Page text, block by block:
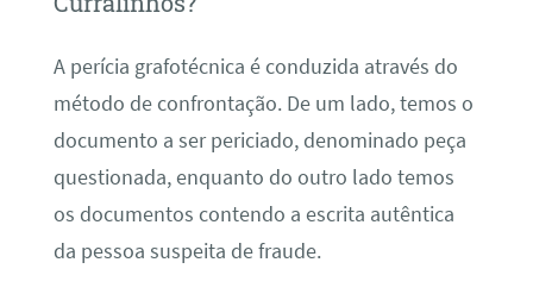
A perícia grafotécnica é conduzida através do
método de confrontação. De um lado, temos o
documento a ser periciado, denominado peça
questionada, enquanto do outro lado temos
os documentos contendo a escrita autêntica
da pessoa suspeita de fraude.